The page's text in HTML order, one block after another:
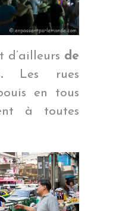
d’ailleurs de
Les rues
en tous
à toutes